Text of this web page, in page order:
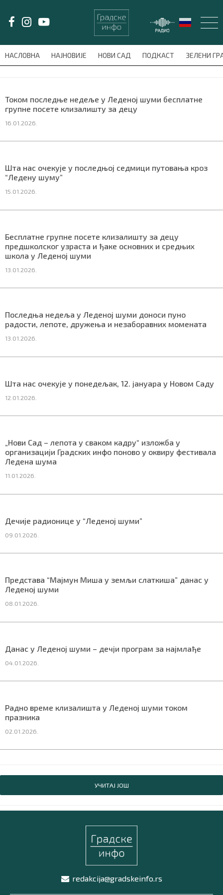
НАСЛОВНА НАЈНОВИЈЕ НОВИ САД ПОДКАСТ ЗЕЛЕНИ
meni'); $this_item = current( wp_filter_object_list(
Током последње недеље у Леденој шуми бесплатне
групне посете клизалишту за децу
16.01.2026.
Шта нас очекује у последњој седмици путовања кроз
“Ледену шуму”
15.01.2026.
Бесплатне групне посете клизалишту за децу
предшколског узраста и ђаке основних и средњих
школа у Леденој шуми
13.01.2026.
Последња недеља у Леденој шуми доноси пуно
радости, лепоте, дружења и незаборавних момената
13.01.2026.
Шта нас очекује у понедељак, 12. јануара у Новом Саду
12.01.2026.
„Нови Сад – лепота у сваком кадру“ изложба у
организацији Градских инфо поново у оквиру фестивала
Ледена шума
11.01.2026.
Дечије радионице у “Леденој шуми”
09.01.2026.
Представа “Мајмун Миша у земљи слаткиша” данас у
Леденој шуми
08.01.2026.
Данас у Леденој шуми – дечји програм за најмлађе
04.01.2026.
Радно време клизалишта у Леденој шуми током
празника
02.01.2026.
УЧИТАЈ ЈОШ
redakcija@gradskeinfo.rs
LAT/ЋИР
НАЈНОВИЈЕ
НОВИ САД
ПОДКАСТ
ЗЕЛЕНИ ГРАД
ВИДЕО
БЛОГ
ЖИВОТ И СТИЛ
ПРЕУЗМИТЕ НАШУ АПЛИКАЦИЈУ